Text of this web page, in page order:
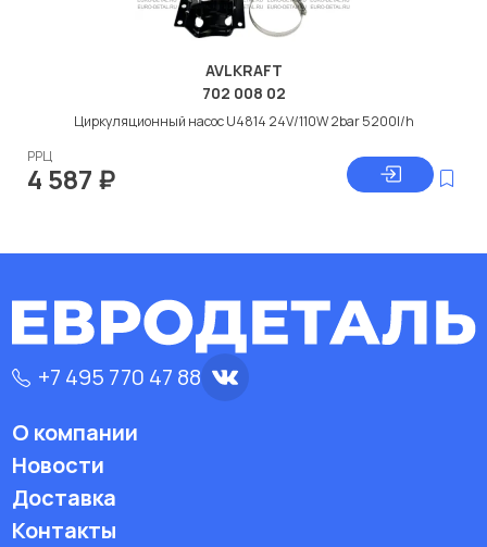
AVLKRAFT
702 008 02
Циркуляционный насос U4814 24V/110W 2bar 5200l/h
РРЦ
4 587 ₽
+7 495 770 47 88
О компании
Новости
Доставка
Контакты